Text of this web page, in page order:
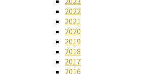
2022
2021
2020
2019
2018
2017
2016